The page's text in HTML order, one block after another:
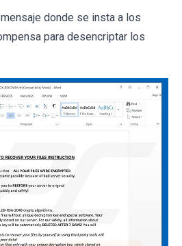
donde se insta a los
para desencriptar los